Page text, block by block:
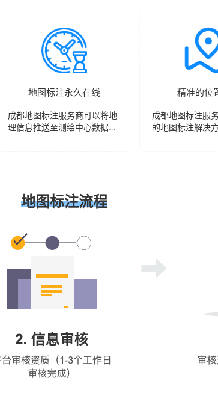
地图标注永久在线
成都地图标注服务商可以将地
理信息推送至测绘中心数据库
精准的位
成都地图标注服
的地图标注解决
地图标注流程